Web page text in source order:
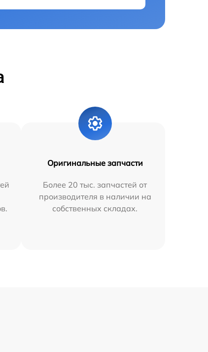
Оригинальные запчасти
Более 20 тыс. запчастей от
производителя в наличии на
собственных складах.